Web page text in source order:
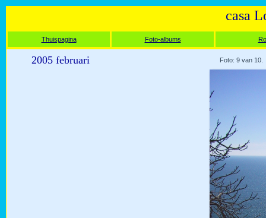
casa
Thuispagina Foto-albums
2005 februari Foto: 9 van 10.